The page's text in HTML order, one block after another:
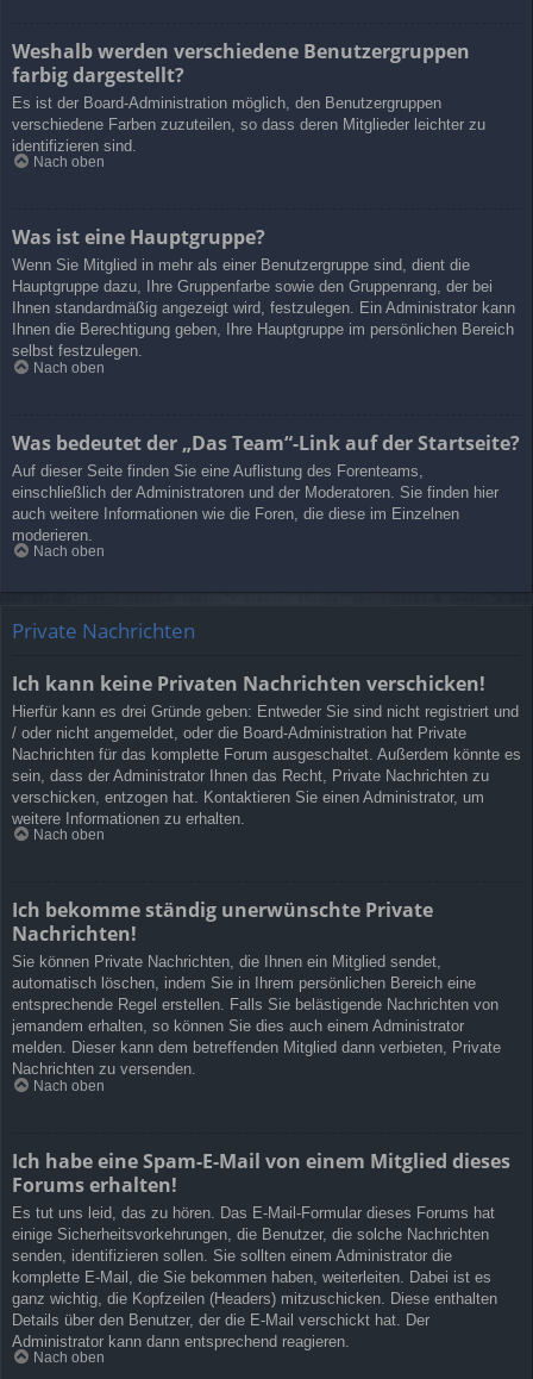
Weshalb werden verschiedene Benutzergruppen
farbig dargestellt?
Es ist der Board-Administration möglich, den Benutzergruppen
verschiedene Farben zuzuteilen, so dass deren Mitglieder leichter zu
identifizieren sind.
Nach oben
Was ist eine Hauptgruppe?
Wenn Sie Mitglied in mehr als einer Benutzergruppe sind, dient die
Hauptgruppe dazu, Ihre Gruppenfarbe sowie den Gruppenrang, der bei
Ihnen standardmäßig angezeigt wird, festzulegen. Ein Administrator kann
Ihnen die Berechtigung geben, Ihre Hauptgruppe im persönlichen Bereich
selbst festzulegen.
Nach oben
Was bedeutet der „Das Team“-Link auf der Startseite?
Auf dieser Seite finden Sie eine Auflistung des Forenteams,
einschließlich der Administratoren und der Moderatoren. Sie finden hier
auch weitere Informationen wie die Foren, die diese im Einzelnen
moderieren.
Nach oben
Private Nachrichten
Ich kann keine Privaten Nachrichten verschicken!
Hierfür kann es drei Gründe geben: Entweder Sie sind nicht registriert und
/ oder nicht angemeldet, oder die Board-Administration hat Private
Nachrichten für das komplette Forum ausgeschaltet. Außerdem könnte es
sein, dass der Administrator Ihnen das Recht, Private Nachrichten zu
verschicken, entzogen hat. Kontaktieren Sie einen Administrator, um
weitere Informationen zu erhalten.
Nach oben
Ich bekomme ständig unerwünschte Private
Nachrichten!
Sie können Private Nachrichten, die Ihnen ein Mitglied sendet,
automatisch löschen, indem Sie in Ihrem persönlichen Bereich eine
entsprechende Regel erstellen. Falls Sie belästigende Nachrichten von
jemandem erhalten, so können Sie dies auch einem Administrator
melden. Dieser kann dem betreffenden Mitglied dann verbieten, Private
Nachrichten zu versenden.
Nach oben
Ich habe eine Spam-E-Mail von einem Mitglied dieses
Forums erhalten!
Es tut uns leid, das zu hören. Das E-Mail-Formular dieses Forums hat
einige Sicherheitsvorkehrungen, die Benutzer, die solche Nachrichten
senden, identifizieren sollen. Sie sollten einem Administrator die
komplette E-Mail, die Sie bekommen haben, weiterleiten. Dabei ist es
ganz wichtig, die Kopfzeilen (Headers) mitzuschicken. Diese enthalten
Details über den Benutzer, der die E-Mail verschickt hat. Der
Administrator kann dann entsprechend reagieren.
Nach oben